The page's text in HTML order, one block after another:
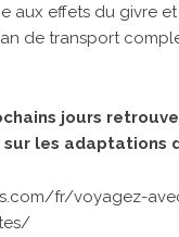
aux effets du givre
de transport
jours
sur les
fr/voyagez-